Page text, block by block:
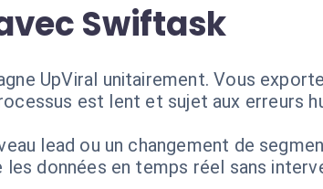
Swiftask
UpViral unitairement. Vous
est lent et sujet aux erreurs
lead ou un changement de
données en temps réel sans